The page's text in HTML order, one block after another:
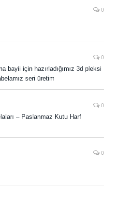
0
0
bayii için hazırladığımız 3d pleksi
seri üretim
0
– Paslanmaz Kutu Harf
0